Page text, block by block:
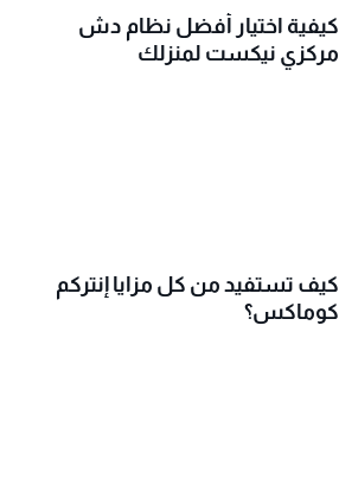
كيفية اختيار أفضل نظام دش
مركزي نيكست لمنزلك
كيف تستفيد من كل مزايا إنتركم
كوماكس؟